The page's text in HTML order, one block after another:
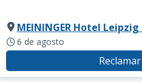
MEININGER Hotel
6 de agosto